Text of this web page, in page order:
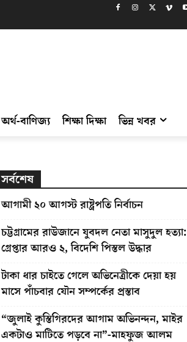
অর্থ-বাণিজ্য শিক্ষা দিক্ষা ভিন্ন খবর
সর্বশেষ
আগামী ২০ আগস্ট রাষ্ট্রপতি নির্বাচন
চট্টগ্রামের রাউজানে যুবদল নেতা মাসুদুল হত্যা:
গ্রেপ্তার আরও ২, বিদেশি পিস্তল উদ্ধার
টাকা ধার চাইতে গেলে অভিনেত্রীকে দেয়া হয়
মাসে পাঁচবার যৌন সম্পর্কের প্রস্তাব
“জুলাই কুস্তিগিরদের আগাম অভিনন্দন, মাইর
একটাও মাটিতে পড়বে না”-মাহফুজ আলম